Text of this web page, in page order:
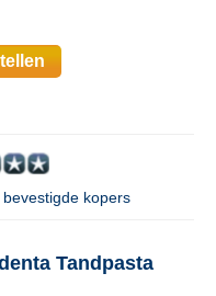
kopers
Tandpasta